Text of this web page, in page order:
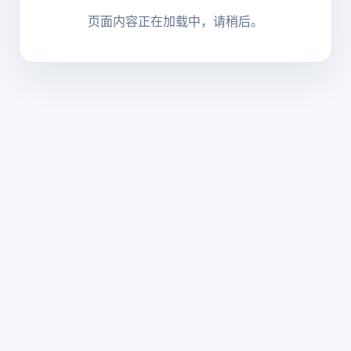
页面内容正在加载中，请稍后。